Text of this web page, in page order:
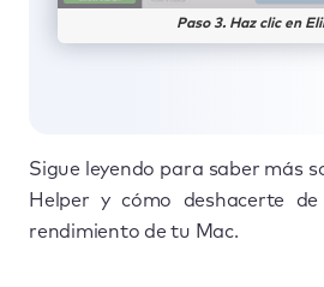
Paso 3. Haz clic en
Sigue leyendo para saber más
Helper y cómo deshacerte
rendimiento de tu Mac.